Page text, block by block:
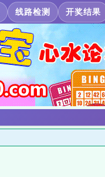
线路检测 开奖结果